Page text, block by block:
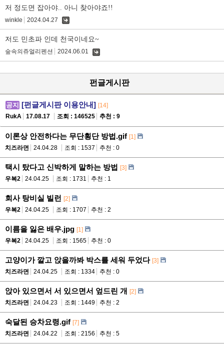
저 정도면 잡아야.. 아니 찾아야죠!!
winkle 2024.04.27
글
저도 민초파 인데 천국이네요~
숲속의쥬얼리펜션 2024.06.01
펀글게시판
공지 [펀글게시판 이용안내] [14]
RukA
17.08.17 조회 : 146525 추천 : 9
이론상 안전하다는 무단횡단 방법.gif [1]
치즈라면
24.04.28 조회 : 1537 추천 : 0
택시 탔다고 신박하게 말하는 방법 [3]
우복2
24.04.25 조회 : 1731 추천 : 1
회사 탕비실 빌런 [2]
우복2
24.04.25 조회 : 1707 추천 : 2
이름을 잃은 배우.jpg [1]
우복2
24.04.25 조회 : 1565 추천 : 0
고양이가 깔고 앉을까봐 박스를 세워 두었다 [3]
치즈라면
24.04.25 조회 : 1334 추천 : 0
앉아 있으면서 서 있으면서 엎드린 개 [2]
치즈라면
24.04.23 조회 : 1449 추천 : 2
숙달된 승차요령.gif [7]
치즈라면
24.04.22 조회 : 2156 추천 : 5